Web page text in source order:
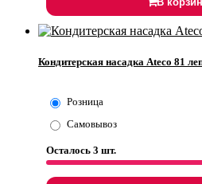
Кондитерская насадка Ateco 81
Розница
Самовывоз
Осталось 3 шт.